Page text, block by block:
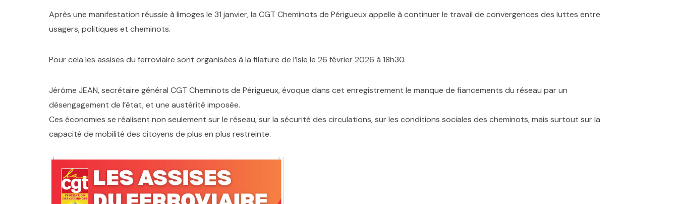
Après une manifestation réussie à limoges le 31 janvier, la CGT Cheminots de Périgueux appelle à continuer le travail de convergences des luttes entre
usagers, politiques et cheminots.
Pour cela les assises du ferroviaire sont organisées à la filature de l’Isle le 26 février 2026 à 18h30.
Jérôme JEAN, secrétaire général CGT Cheminots de Périgueux, évoque dans cet enregistrement le manque de fiancements du réseau par un
désengagement de l’état, et une austérité imposée.
Ces économies se réalisent non seulement sur le réseau, sur la sécurité des circulations, sur les conditions sociales des cheminots, mais surtout sur la
capacité de mobilité des citoyens de plus en plus restreinte.